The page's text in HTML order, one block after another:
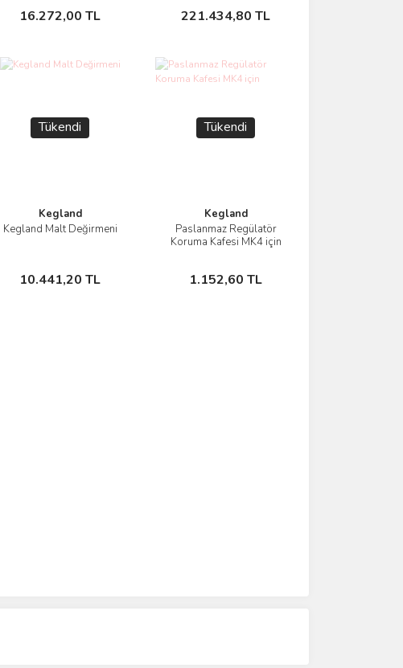
16.272,00 TL
Stokta Yok 221.434,80 TL
Stokta Yok
Tükendi
Kegland
Kegland Malt Değirmeni
10.441,20 TL
İncele
Stokta Yok
Tükendi
Kegland
Paslanmaz Regülatör
Koruma Kafesi MK4 için
1.152,60 TL
İncele
Stokta Yok